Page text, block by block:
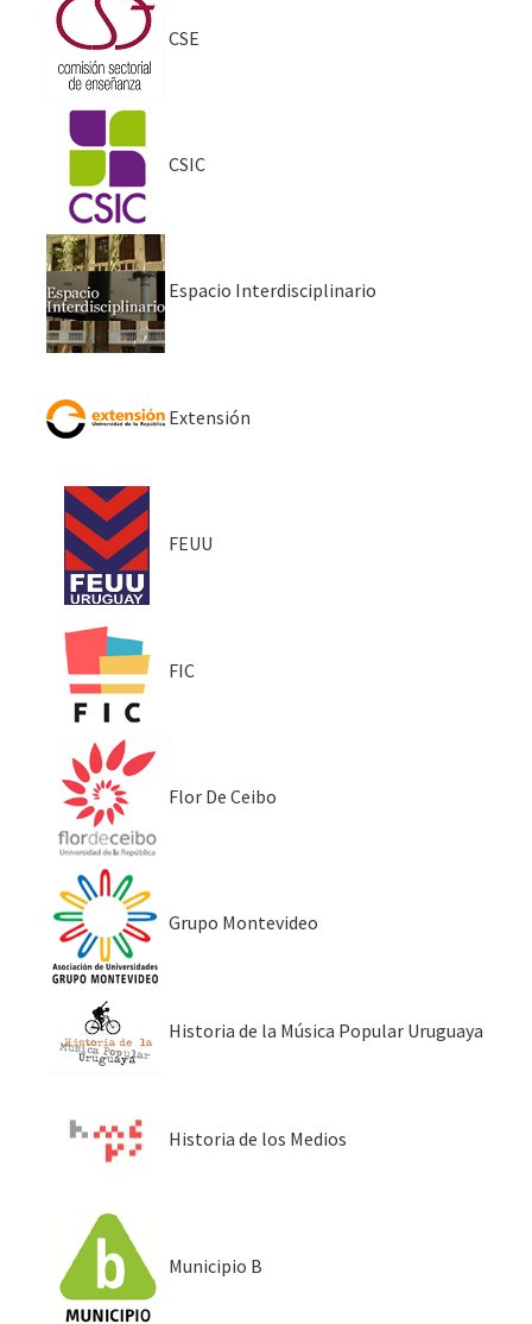
CSE
CSIC
Espacio Interdisciplinario
Extensión
FEUU
FIC
Flor De Ceibo
Grupo Montevideo
Historia de la Música Popular Uruguaya
Historia de los Medios
Municipio B